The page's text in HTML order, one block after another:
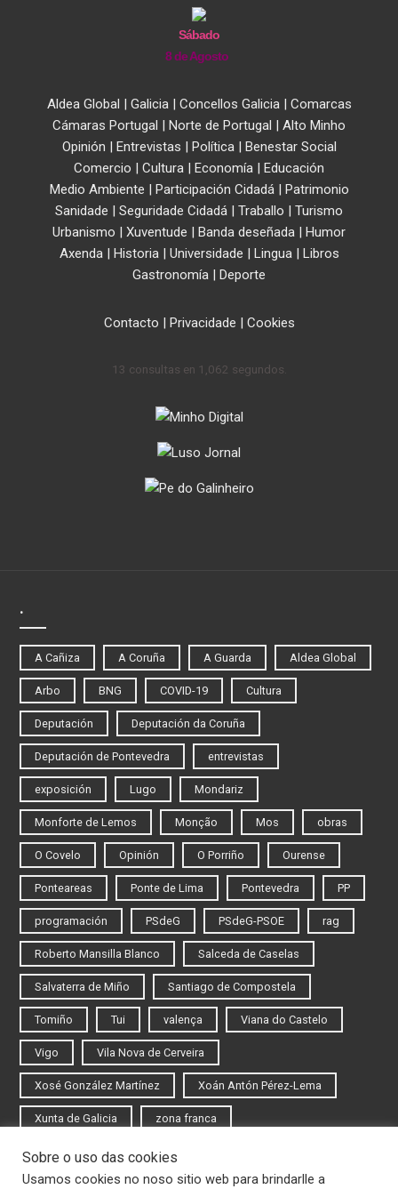
Sábado
8 de Agosto
Aldea Global | Galicia| Concellos Galicia| Comarcas
Cámaras Portugal | Norte de Portugal | Alto Minho
Opinión | Entrevistas | Política| Benestar Social
Comercio | Cultura | Economía | Educación
Medio Ambiente | Participación Cidadá| Patrimonio
Sanidade | Seguridade Cidadá | Traballo | Turismo
Urbanismo | Xuventude | Banda deseñada | Humor
Axenda| Historia| Universidade | Lingua| Libros
Gastronomía | Deporte
Contacto | Privacidade | Cookies
13 consultas en 1,062 segundos.
.
A Cañiza A Coruña A Guarda Aldea Global
Arbo BNG COVID-19 Cultura
Deputación Deputación da Coruña
Deputación de Pontevedra entrevistas
exposición Lugo Mondariz
Monforte de Lemos Monção Mos obras
O Covelo Opinión O Porriño Ourense
Ponteareas Ponte de Lima Pontevedra PP
programación PSdeG PSdeG-PSOE rag
Roberto Mansilla Blanco Salceda de Caselas
Salvaterra de Miño Santiago de Compostela
Tomiño Tui valença Viana do Castelo
Vigo Vila Nova de Cerveira
Xosé González Martínez Xoán Antón Pérez-Lema
Xunta de Galicia zona franca
Iniciar sesión
Sobre o uso das cookies
Usamos cookies no noso sitio web para brindarlle a